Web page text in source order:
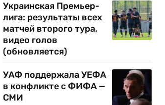
Украинская Премьер-
лига: результаты всех
матчей второго тура,
видео голов
(обновляется)
УАФ поддержала УЕФА
в конфликте с ФИФА —
СМИ